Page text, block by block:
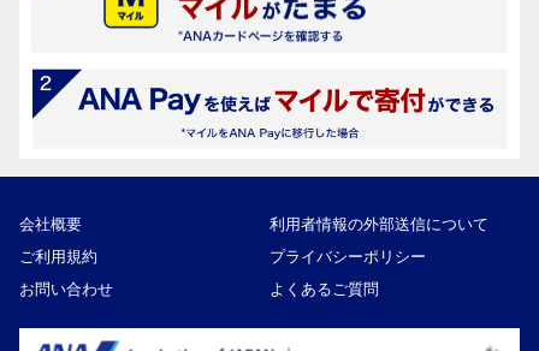
会社概要
利用者情報の外部送信について
ご利用規約
プライバシーポリシー
お問い合わせ
よくあるご質問